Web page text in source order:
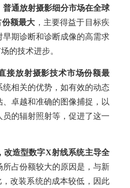
普通放射摄影细分市场在全球
额最大 ，主要得益于目标疾
期诊断和诊断成像的高需求
的技术进步。
接放射摄影技术市场份额最
统相关的优势，如有效的动态
卓越和准确的图像捕捉，以
员的辐射照射等，促进了这一
改造型数字X射线系统主导全
所占份额较大的原因是，与新
改装系统的成本较低，因此